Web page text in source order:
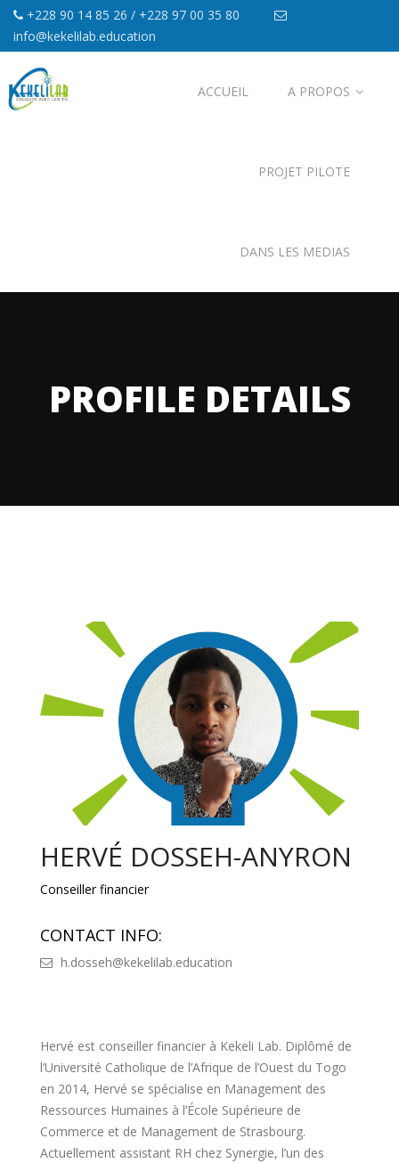
+228 90 14 85 26 / +228 97 00 35 80
info@kekelilab.education
ACCUEIL A PROPOS
PROJET PILOTE
DANS LES MEDIAS
PROFILE DETAILS
HERVÉ DOSSEH-ANYRON
Conseiller financier
CONTACT INFO:
h.dosseh@kekelilab.education
Hervé est conseiller financier à Kekeli Lab. Diplômé de
l’Université Catholique de l’Afrique de l’Ouest du Togo
en 2014, Hervé se spécialise en Management des
Ressources Humaines à l’École Supérieure de
Commerce et de Management de Strasbourg.
Actuellement assistant RH chez Synergie, l’un des